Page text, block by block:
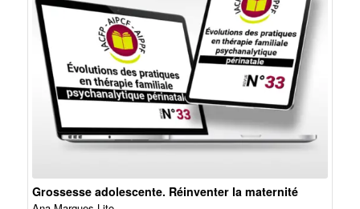
Grossesse adolescente. Réinventer la maternité